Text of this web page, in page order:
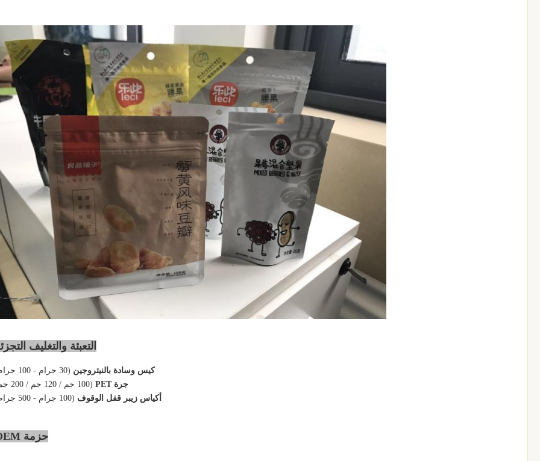
التعبئة والتغليف
كيس وسادة بالنيتروجين (30 جرام - 100 جرام)
جرة PET
(100 جم / 120 جم / 200 جم)
أكياس زيبر قفل الوقوف (100 جرام - 500 جرام)
حزمة OEM